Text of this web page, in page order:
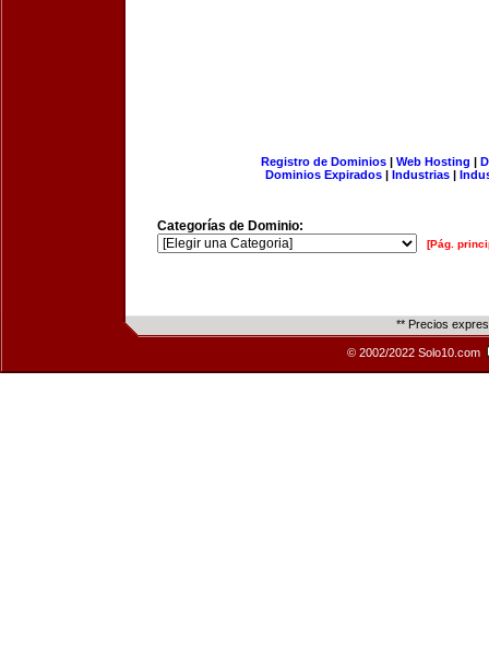
Registro de Dominios| Web Hosting |
Dominios Expirados | Industrias |
Categorías de Dominio:
[Pág.
** Precios
© 2002/2022 Solo10.com